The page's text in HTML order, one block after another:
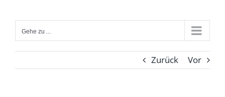
Inhalt
springenGehe zu ...
Zurück Vor